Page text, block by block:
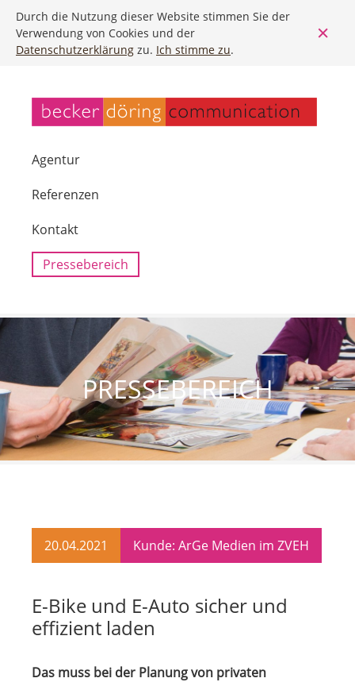
Durch die Nutzung dieser Website stimmen Sie der
Verwendung von Cookies und der
Datenschutzerklärung zu. Ich stimme zu.
Agentur
Referenzen
Kontakt
Pressebereich
PRESSEBEREICH
20.04.2021 Kunde: ArGe Medien im ZVEH
E-Bike und E-Auto sicher und
effizient laden
Das muss bei der Planung von privaten